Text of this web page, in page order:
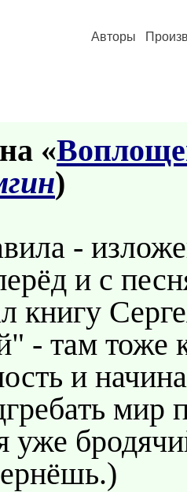
Авторы
«
)
-
и с
книгу
- там тоже
и
мир
уже